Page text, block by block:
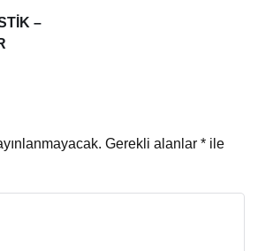
–
Gerekli alanlar * ile